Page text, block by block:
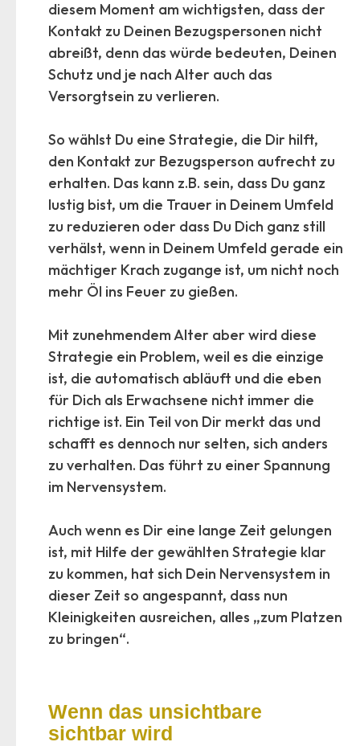
diesem Moment am wichtigsten, dass der
Kontakt zu Deinen Bezugspersonen nicht
abreißt, denn das würde bedeuten, Deinen
Schutz und je nach Alter auch das
Versorgtsein zu verlieren.
So wählst Du eine Strategie, die Dir hilft,
den Kontakt zur Bezugsperson aufrecht zu
erhalten. Das kann z.B. sein, dass Du ganz
lustig bist, um die Trauer in Deinem Umfeld
zu reduzieren oder dass Du Dich ganz still
verhälst, wenn in Deinem Umfeld gerade ein
mächtiger Krach zugange ist, um nicht noch
mehr Öl ins Feuer zu gießen.
Mit zunehmendem Alter aber wird diese
Strategie ein Problem, weil es die einzige
ist, die automatisch abläuft und die eben
für Dich als Erwachsene nicht immer die
richtige ist. Ein Teil von Dir merkt das und
schafft es dennoch nur selten, sich anders
zu verhalten. Das führt zu einer Spannung
im Nervensystem.
Auch wenn es Dir eine lange Zeit gelungen
ist, mit Hilfe der gewählten Strategie klar
zu kommen, hat sich Dein Nervensystem in
dieser Zeit so angespannt, dass nun
Kleinigkeiten ausreichen, alles „zum Platzen
zu bringen“.
Wenn das unsichtbare
sichtbar wird